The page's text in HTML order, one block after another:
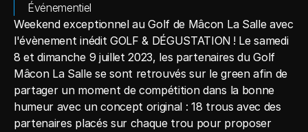
Weekend exceptionnel au Golf de Mâcon La Salle avec
l'évènement inédit GOLF & DÉGUSTATION ! Le samedi
8 et dimanche 9 juillet 2023, les partenaires du Golf
Mâcon La Salle se sont retrouvés sur le green afin de
partager un moment de compétition dans la bonne
humeur avec un concept original : 18 trous avec des
partenaires placés sur chaque trou pour proposer
Événementiel